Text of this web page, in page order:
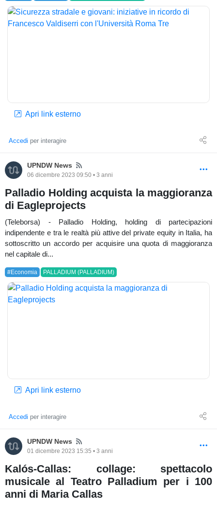
Apri link esterno
Accedi per interagire
UPNDW News News
06 dicembre 2023 09:50 • 3 anni
Palladio Holding acquista la maggioranza
di Eagleprojects
(Teleborsa) - Palladio Holding, holding di partecipazioni
indipendente e tra le realtà più attive del private equity in Italia, ha
sottoscritto un accordo per acquisire una quota di maggioranza
nel capitale di...
#Economia PALLADIUM (PALLADIUM)
Apri link esterno
Accedi per interagire
UPNDW News News
01 dicembre 2023 15:35 • 3 anni
Kalós-Callas: collage: spettacolo
musicale al Teatro Palladium per i 100
anni di Maria Callas